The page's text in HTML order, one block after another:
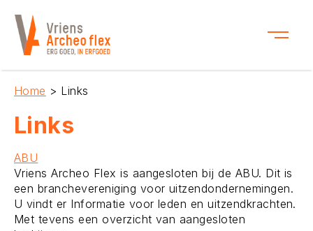
Home > Links
Links
ABU
Vriens Archeo Flex is aangesloten bij de ABU. Dit is
een branchevereniging voor uitzendondernemingen.
U vindt er Informatie voor leden en uitzendkrachten.
Met tevens een overzicht van aangesloten